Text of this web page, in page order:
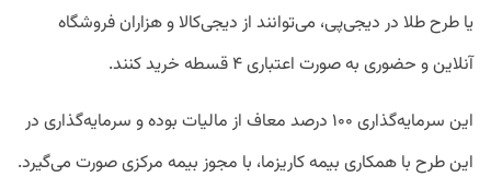
یا طرح طلا در دیجی‌پی، می‌توانند از دیجی‌کالا و هزاران فروشگاه
آنلاین و حضوری به صورت اعتباری ۴ قسطه خرید کنند.
این سرمایه‌گذاری ۱۰۰ درصد معاف از مالیات بوده و سرمایه‌گذاری در
این طرح با همکاری بیمه کاریزما، با مجوز بیمه مرکزی صورت می‌گیرد.